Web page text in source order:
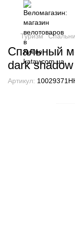
Туризм
Спальный
dark
Артикул: